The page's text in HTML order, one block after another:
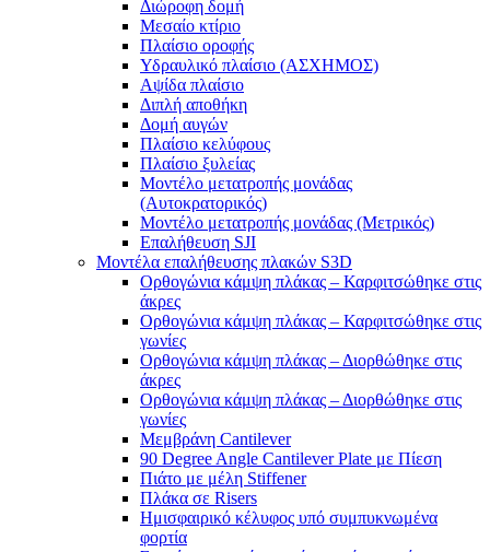
Διώροφη δομή
Μεσαίο κτίριο
Πλαίσιο οροφής
Υδραυλικό πλαίσιο (ΑΣΧΗΜΟΣ)
Αψίδα πλαίσιο
Διπλή αποθήκη
Δομή αυγών
Πλαίσιο κελύφους
Πλαίσιο ξυλείας
Μοντέλο μετατροπής μονάδας
(Αυτοκρατορικός)
Μοντέλο μετατροπής μονάδας (Μετρικός)
Επαλήθευση SJI
Μοντέλα επαλήθευσης πλακών S3D
Ορθογώνια κάμψη πλάκας – Καρφιτσώθηκε στις
άκρες
Ορθογώνια κάμψη πλάκας – Καρφιτσώθηκε στις
γωνίες
Ορθογώνια κάμψη πλάκας – Διορθώθηκε στις
άκρες
Ορθογώνια κάμψη πλάκας – Διορθώθηκε στις
γωνίες
Μεμβράνη Cantilever
90 Degree Angle Cantilever Plate με Πίεση
Πιάτο με μέλη Stiffener
Πλάκα σε Risers
Ημισφαιρικό κέλυφος υπό συμπυκνωμένα
φορτία